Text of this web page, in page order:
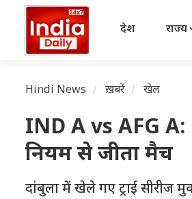
देश राज्य
Hindi News ख़बरें खेल
IND A vs AFG A:
नियम से जीता मैच
दांबुला में खेले गए ट्राई सीरीज